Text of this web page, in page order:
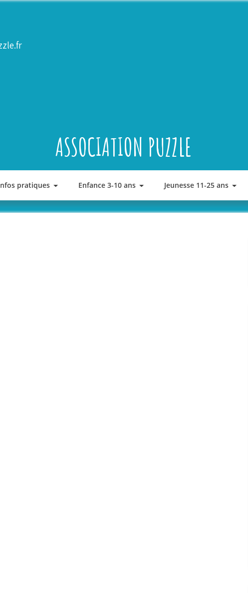
ASSOCIATION PUZZLE
pratiques Enfance 3-10 ans Jeunesse 11-25 ans